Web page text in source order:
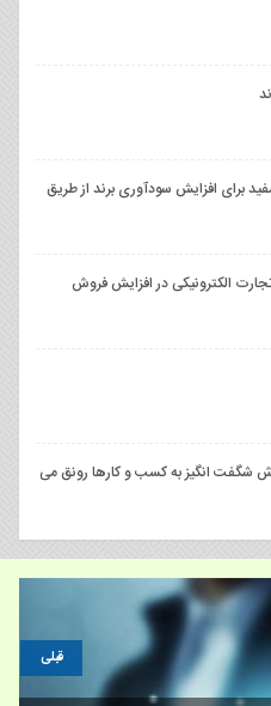
برای افزایش سودآوری برند از طریق
الکترونیکی در افزایش فروش
برند تجاری/۱۲ روش شگفت انگیز به کسب و کارها رونق می
قبلی